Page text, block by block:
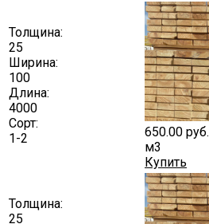
Толщина:
25
Ширина:
100
Длина:
4000
Сорт:
1-2
650.00 руб.
м3
Купить
Толщина:
25